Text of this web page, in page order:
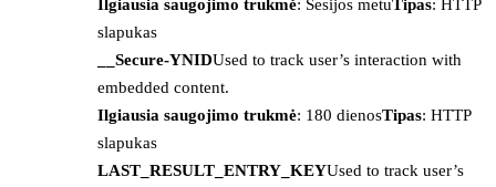
Ilgiausia saugojimo trukmė: Sesijos metuTipas: HTTP
slapukas
__Secure-YNIDUsed to track user’s interaction with
embedded content.
Ilgiausia saugojimo trukmė: 180 dienosTipas: HTTP
slapukas
LAST_RESULT_ENTRY_KEYUsed to track user’s